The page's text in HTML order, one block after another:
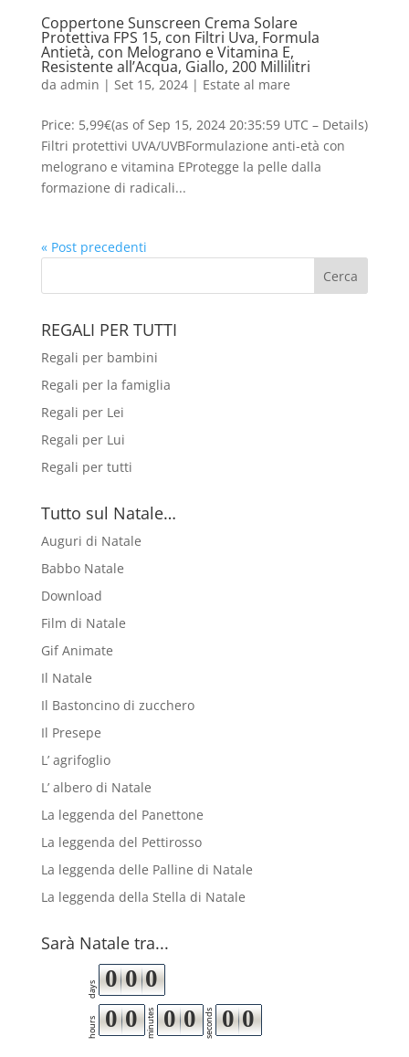
Coppertone Sunscreen Crema Solare
Protettiva FPS 15, con Filtri Uva, Formula
Antietà, con Melograno e Vitamina E,
Resistente all’Acqua, Giallo, 200 Millilitri
da admin | Set 15, 2024| Estate al mare
Price: 5,99€(as of Sep 15, 2024 20:35:59 UTC – Details)
Filtri protettivi UVA/UVBFormulazione anti-età con
melograno e vitamina EProtegge la pelle dalla
formazione di radicali...
« Post precedenti
REGALI PER TUTTI
Regali per bambini
Regali per la famiglia
Regali per Lei
Regali per Lui
Regali per tutti
Tutto sul Natale…
Auguri di Natale
Babbo Natale
Download
Film di Natale
Gif Animate
Il Natale
Il Bastoncino di zucchero
Il Presepe
L’ agrifoglio
L’ albero di Natale
La leggenda del Panettone
La leggenda del Pettirosso
La leggenda delle Palline di Natale
La leggenda della Stella di Natale
Sarà Natale tra...
days 0 0 0
hours 0 0 minutes 0 0 seconds 0 0